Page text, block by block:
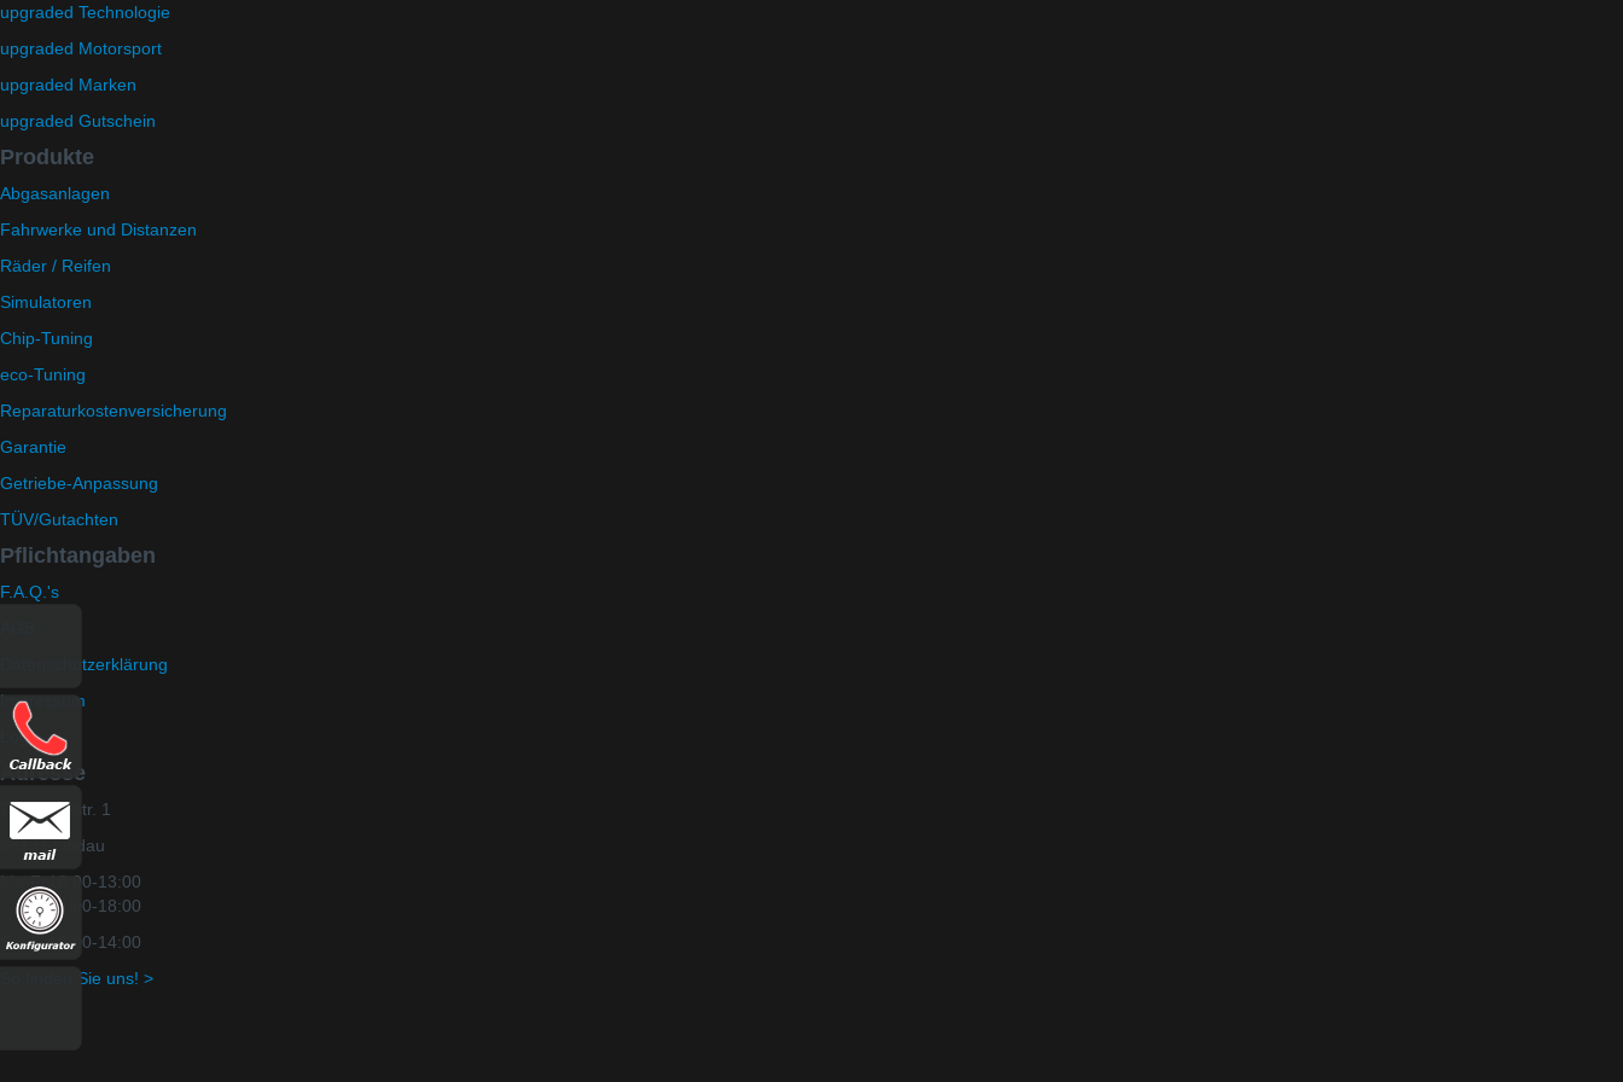
8382-3049491
upgraded Automotive Group - das Original aus Lindau am Bodensee. Der Spezialist für Chiptuning, Kraftstoffoptimierungen, Felgen, Fahrwerke, Abgasanlagen, Bremsanlagen Motorsport und Individualisierungen.
Telefon:+49 49 8382-3049490
upgraded Technologie
upgraded Motorsport
upgraded Marken
upgraded Gutschein
Produkte
Abgasanlagen
Fahrwerke und Distanzen
Räder / Reifen
Simulatoren
Chip-Tuning
eco-Tuning
Reparaturkostenversicherung
Garantie
Getriebe-Anpassung
TÜV/Gutachten
Pflichtangaben
F.A.Q.'s
Datenschutzerklärung
Impressum
Login
Adresse
Zechwaldstr. 1
88131 Lindau
Mo-Fr
10:00-13:00
14:00-18:00
Sa
10:00-14:00
So finden Sie uns! >